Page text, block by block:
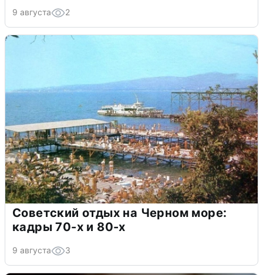
9 августа 2
Советский отдых на Черном море:
кадры 70-х и 80-х
9 августа 3